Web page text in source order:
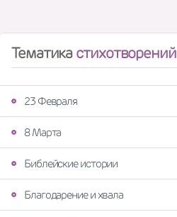
Тематикастихотворений
23 Февраля
8 Марта
Библейские истории
Благодарение и хвала